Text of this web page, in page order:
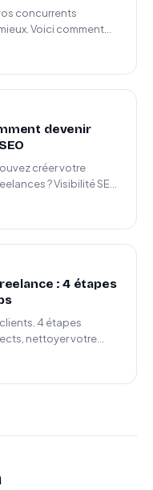
concurrents
Voici comment
devenir
créer votre
? Visibilité SEO
: 4 étapes
4 étapes
nettoyer votre